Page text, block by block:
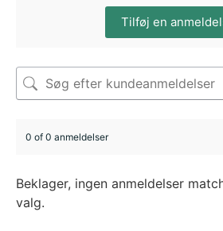
Tilføj en
0 of 0 anmeldelser
Beklager, ingen anmeldelser
valg.